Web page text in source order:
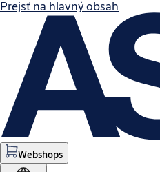
Prejsť na hlavný obsah
Webshops